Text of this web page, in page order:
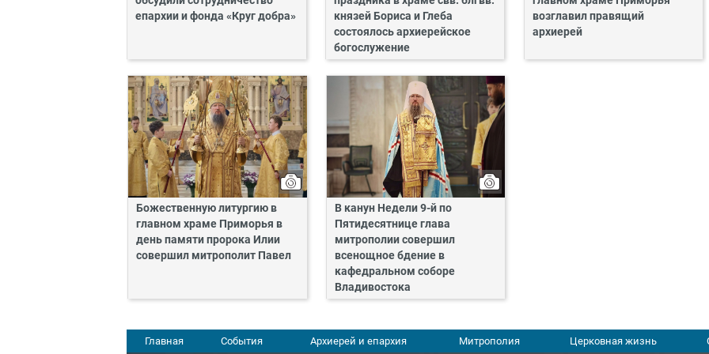
епархии и фонда «Круг добра»
князей Бориса и Глеба
состоялось архиерейское
богослужение
возглавил правящий
архиерей
Божественную литургию в
главном храме Приморья в
день памяти пророка Илии
совершил митрополит Павел
В канун Недели 9-й по
Пятидесятнице глава
митрополии совершил
всенощное бдение в
кафедральном соборе
Владивостока
Главная События Архиерей и епархия Митрополия Церковная жизнь